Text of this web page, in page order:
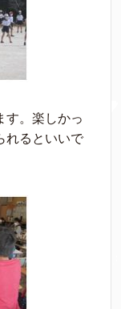
す。楽しかっ
れるといいで